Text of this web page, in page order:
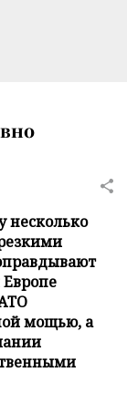
несколько
мощью, а